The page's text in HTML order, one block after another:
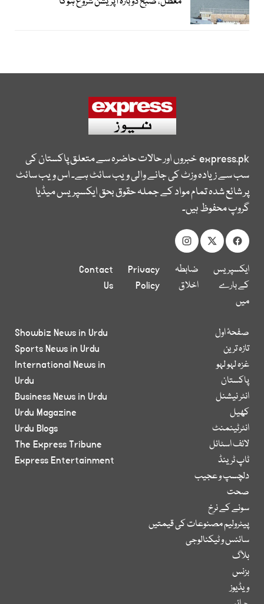
express.pkخبروں اور حالات حاضرہ سے متعلق پاکستان کی
سب سے زیادہ وزٹ کی جانے والی ویب سائٹ ہے۔ اس ویب سائٹ
پر شائع شدہ تمام مواد کے جملہ حقوق بحق ایکسپریس میڈیا
گروپ محفوظ ہیں۔
ایکسپریس
کے بارے
میں
ضابطہ
اخلاق
Privacy
Policy
Contact
Us
صفحۂ اول
تازہ ترین
غزہ لہو لہو
پاکستان
انٹر نیشنل
کھیل
انٹرٹینمنٹ
لائف اسٹائل
ٹاپ ٹرینڈ
دلچسپ و عجیب
صحت
سونے کے نرخ
پیٹرولیم مصنوعات کی قیمتیں
سائنس و ٹیکنالوجی
بلاگ
بزنس
ویڈیوز
Showbiz News in Urdu
Sports News in Urdu
International News in
Urdu
Business News in Urdu
Urdu Magazine
Urdu Blogs
The Express Tribune
Express Entertainment